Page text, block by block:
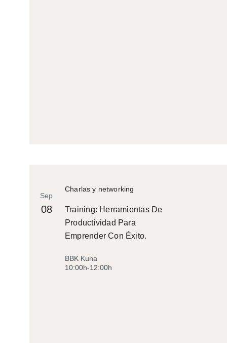
Charlas y networking
Sep
08
Training: Herramientas De
Productividad Para
Emprender Con Éxito.
BBK Kuna
10:00h-12:00h